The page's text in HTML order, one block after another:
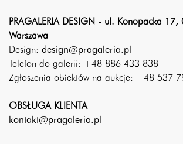
PRAGALERIA DESIGN - ul. Konopacka
Warszawa
Design: design@pragaleria.pl
Telefon do galerii: +48 886 433 838
Zgłoszenia obiektów na aukcje: +48 537
OBSŁUGA KLIENTA
kontakt@pragaleria.pl